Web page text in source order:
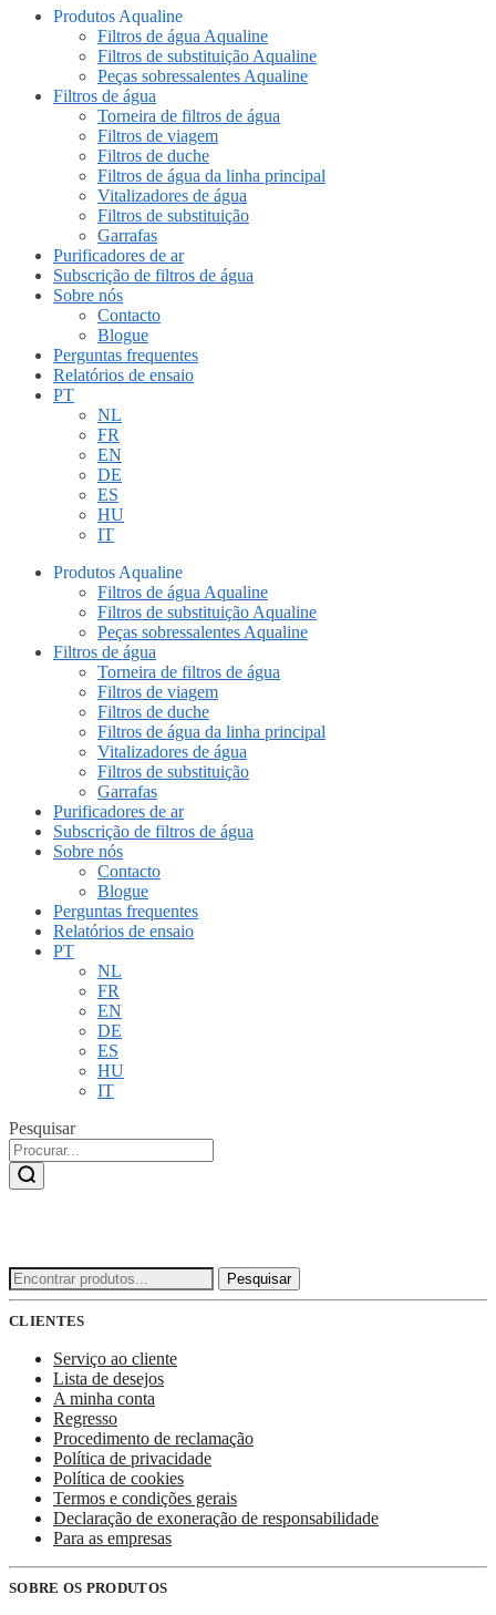
Produtos Aqualine
Filtros de água Aqualine
Filtros de substituição Aqualine
Peças sobressalentes Aqualine
Filtros de água
Torneira de filtros de água
Filtros de viagem
Filtros de duche
Filtros de água da linha principal
Vitalizadores de água
Filtros de substituição
Garrafas
Purificadores de ar
Subscrição de filtros de água
Sobre nós
Contacto
Blogue
Perguntas frequentes
Relatórios de ensaio
PT
NL
FR
EN
DE
ES
HU
IT
Produtos Aqualine
Filtros de água Aqualine
Filtros de substituição Aqualine
Peças sobressalentes Aqualine
Filtros de água
Torneira de filtros de água
Filtros de viagem
Filtros de duche
Filtros de água da linha principal
Vitalizadores de água
Filtros de substituição
Garrafas
Purificadores de ar
Subscrição de filtros de água
Sobre nós
Contacto
Blogue
Perguntas frequentes
Relatórios de ensaio
PT
NL
FR
EN
DE
ES
HU
IT
Pesquisar
Procurar
por:
Pesquisar
CLIENTES
Serviço ao cliente
Lista de desejos
A minha conta
Regresso
Procedimento de reclamação
Política de privacidade
Política de cookies
Termos e condições gerais
Declaração de exoneração de responsabilidade
Para as empresas
SOBRE OS PRODUTOS